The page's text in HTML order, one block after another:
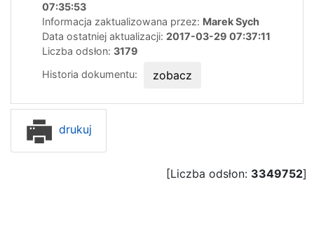
07:35:53
Informacja zaktualizowana przez: Marek Sych
Data ostatniej aktualizacji: 2017-03-29 07:37:11
Liczba odsłon: 3179
Historia dokumentu:
zobacz
drukuj
[Liczba odsłon: 3349752]